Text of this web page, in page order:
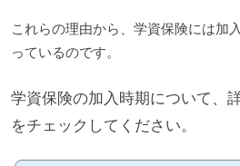
これらの理由から、学資保険には加
っているのです。
学資保険の加入時期について、
をチェックしてください。